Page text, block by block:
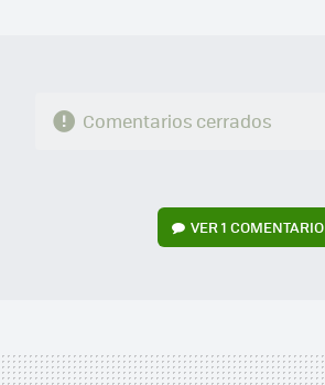
Comentarios cerrados
VER1 COMENTARIO